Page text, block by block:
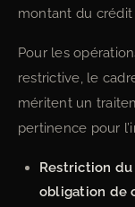
montant du crédit
Pour les
restrictive, le
méritent un
pertinence pour
Restriction
obligation de